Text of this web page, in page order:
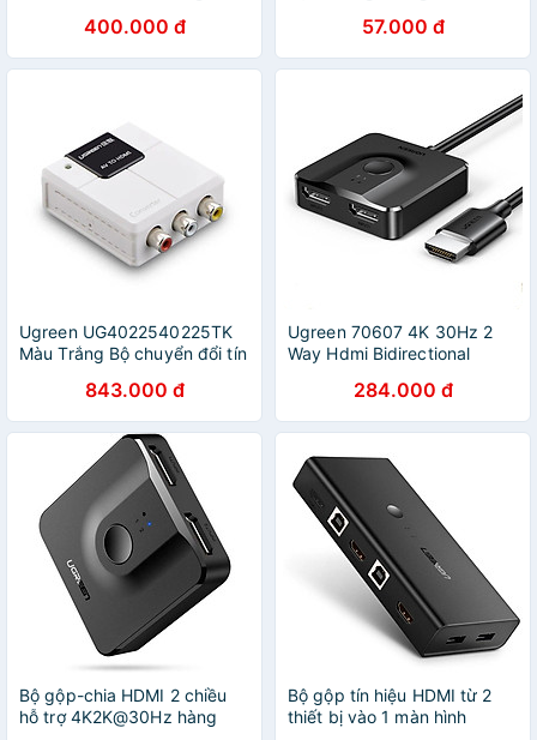
400.000 đ
chính hãng57.000 đ
Ugreen UG4022540225TK
Màu Trắng Bộ chuyển đổi tín
HÀNG CHÍNH HÃNG
843.000 đ
Ugreen 70607 4K 30Hz 2
Way Hdmi Bidirectional
CM311 Hàng chính Hãng
284.000 đ
Bộ gộp-chia HDMI 2 chiều
hỗ trợ 4K2K@30Hz hàng
Bộ gộp tín hiệu HDMI từ 2
thiết bị vào 1 màn hình